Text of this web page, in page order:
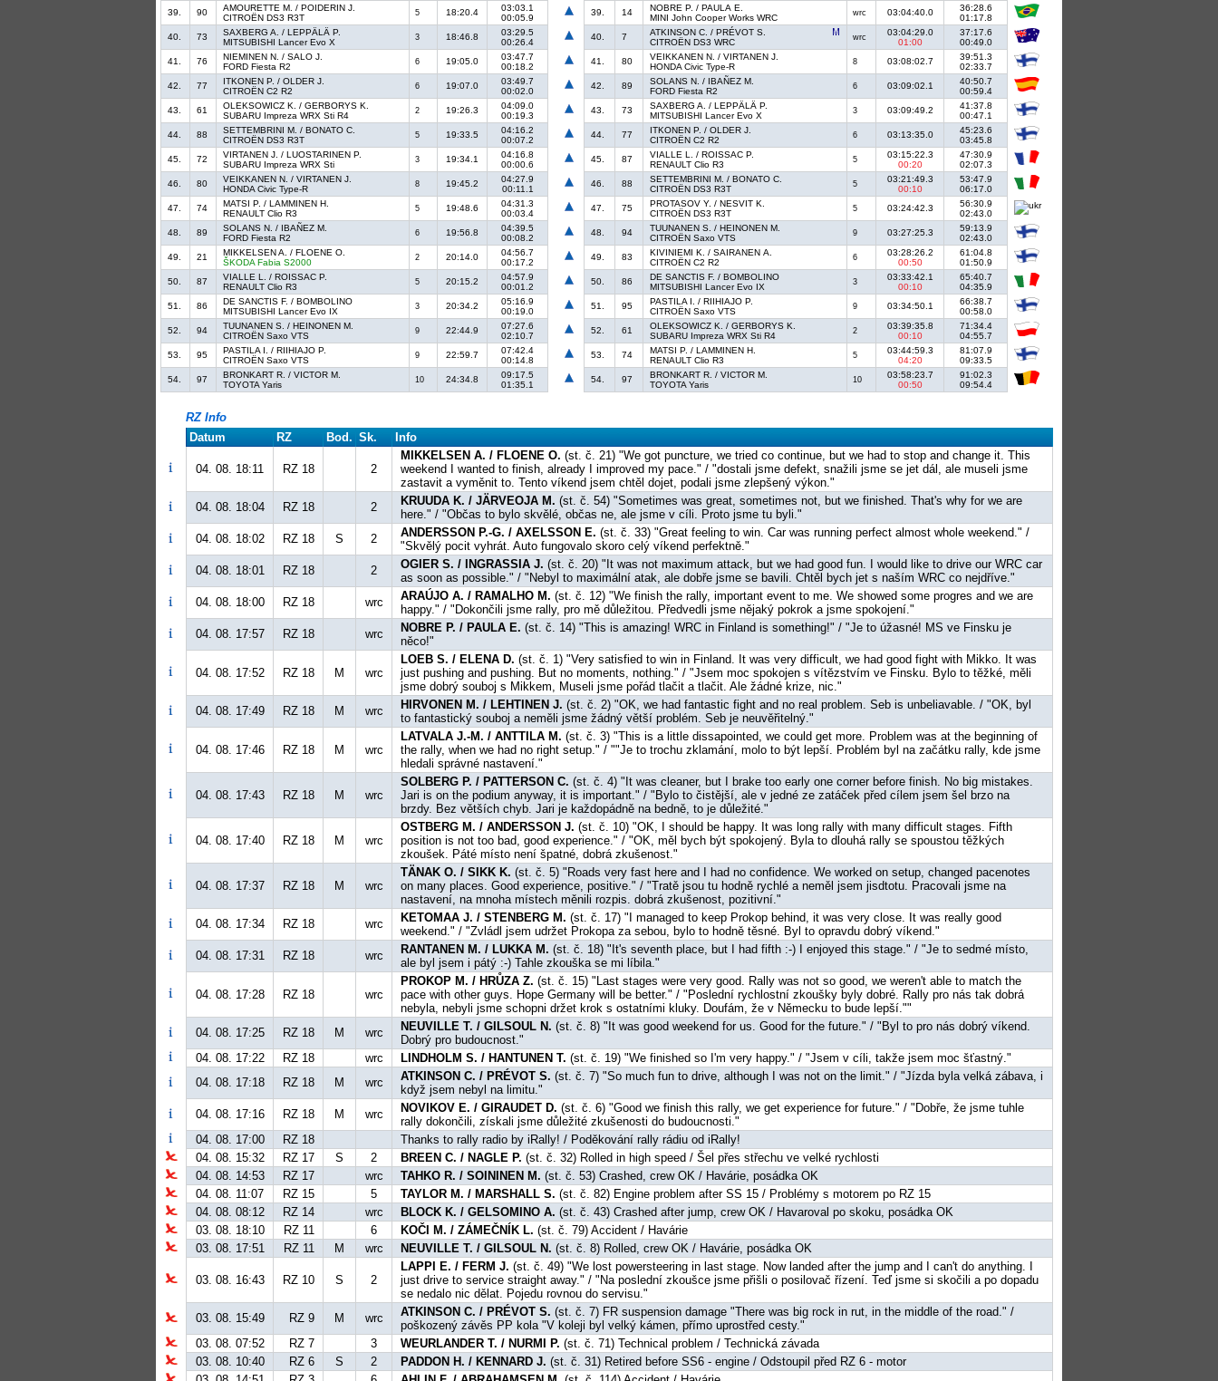
39.
90
AMOURETTE M. / POIDERIN J.
CITROËN DS3 R3T
5 18:20.4
03:03.1
00:05.9
40.
73
SAXBERG A. / LEPPÄLÄ P.
MITSUBISHI Lancer Evo X
3 18:46.8
03:29.5
00:26.4
41.
76
NIEMINEN N. / SALO J.
FORD Fiesta R2
6 19:05.0
03:47.7
00:18.2
42.
77
ITKONEN P. / OLDER J.
CITROËN C2 R2
6 19:07.0
03:49.7
00:02.0
43.
61
OLEKSOWICZ K. / GERBORYS K.
SUBARU Impreza WRX Sti R4
2 19:26.3
04:09.0
00:19.3
44.
88
SETTEMBRINI M. / BONATO C.
CITROËN DS3 R3T
5 19:33.5
04:16.2
00:07.2
45.
72
VIRTANEN J. / LUOSTARINEN P.
SUBARU Impreza WRX Sti
3 19:34.1
04:16.8
00:00.6
46.
80
VEIKKANEN N. / VIRTANEN J.
HONDA Civic Type-R
8 19:45.2
04:27.9
00:11.1
47.
74
MATSI P. / LAMMINEN H.
RENAULT Clio R3
5 19:48.6
04:31.3
00:03.4
48.
89
SOLANS N. / IBAÑEZ M.
FORD Fiesta R2
6 19:56.8
04:39.5
00:08.2
49.
21
MIKKELSEN A. / FLOENE O.
ŠKODA Fabia S2000
2 20:14.0
04:56.7
00:17.2
50.
87
VIALLE L. / ROISSAC P.
RENAULT Clio R3
5 20:15.2
04:57.9
00:01.2
51.
86
DE SANCTIS F. / BOMBOLINO
MITSUBISHI Lancer Evo IX
3 20:34.2
05:16.9
00:19.0
52.
94
TUUNANEN S. / HEINONEN M.
CITROËN Saxo VTS
9 22:44.9
07:27.6
02:10.7
53.
95
PASTILA I. / RIIHIAJO P.
CITROËN Saxo VTS
9 22:59.7
07:42.4
00:14.8
54.
97
BRONKART R. / VICTOR M.
TOYOTA Yaris
10 24:34.8
09:17.5
01:35.1
39.
14
NOBRE P. / PAULA E.
MINI John Cooper Works WRC
wrc 03:04:40.0
36:28.6
01:17.8
40.
7
ATKINSON C. / PRÉVOT S.
CITROËN DS3 WRC
wrc
03:04:29.0
01:00
37:17.6
00:49.0
41.
80
VEIKKANEN N. / VIRTANEN J.
HONDA Civic Type-R
8 03:08:02.7
39:51.3
02:33.7
42.
89
SOLANS N. / IBAÑEZ M.
FORD Fiesta R2
6 03:09:02.1
40:50.7
00:59.4
43.
73
SAXBERG A. / LEPPÄLÄ P.
MITSUBISHI Lancer Evo X
3 03:09:49.2
41:37.8
00:47.1
44.
77
ITKONEN P. / OLDER J.
CITROËN C2 R2
6 03:13:35.0
45:23.6
03:45.8
45.
87
VIALLE L. / ROISSAC P.
RENAULT Clio R3
5
03:15:22.3
00:20
47:30.9
02:07.3
46.
88
SETTEMBRINI M. / BONATO C.
CITROËN DS3 R3T
5
03:21:49.3
00:10
53:47.9
06:17.0
47.
75
PROTASOV Y. / NESVIT K.
CITROËN DS3 R3T
5 03:24:42.3
56:30.9
02:43.0
48.
94
TUUNANEN S. / HEINONEN M.
CITROËN Saxo VTS
9 03:27:25.3
59:13.9
02:43.0
49.
83
KIVINIEMI K. / SAIRANEN A.
CITROËN C2 R2
6
03:28:26.2
00:50
61:04.8
01:50.9
50.
86
DE SANCTIS F. / BOMBOLINO
MITSUBISHI Lancer Evo IX
3
03:33:42.1
00:10
65:40.7
04:35.9
51.
95
PASTILA I. / RIIHIAJO P.
CITROËN Saxo VTS
9 03:34:50.1
66:38.7
00:58.0
52.
61
OLEKSOWICZ K. / GERBORYS K.
SUBARU Impreza WRX Sti R4
2
03:39:35.8
00:10
71:34.4
04:55.7
53.
74
MATSI P. / LAMMINEN H.
RENAULT Clio R3
5
03:44:59.3
04:20
81:07.9
09:33.5
54.
97
BRONKART R. / VICTOR M.
TOYOTA Yaris
10
03:58:23.7
00:50
91:02.3
09:54.4
RZ Info
Datum
RZ Bod. Sk. Info
04. 08. 18:11 RZ 18 2
MIKKELSEN A. / FLOENE O. (st. č. 21) "We got puncture, we tried co continue, but we had to stop and change it. This
weekend I wanted to finish, already I improved my pace." / "dostali jsme defekt, snažili jsme se jet dál, ale museli jsme
zastavit a vyměnit to. Tento víkend jsem chtěl dojet, podali jsme zlepšený výkon."
04. 08. 18:04
RZ 18 2 KRUUDA K. / JÄRVEOJA M. (st. č. 54) "Sometimes was great, sometimes not, but we finished. That's why for we are
here." / "Občas to bylo skvělé, občas ne, ale jsme v cíli. Proto jsme tu byli."
04. 08. 18:02
RZ 18 S 2 ANDERSSON P.-G. / AXELSSON E. (st. č. 33) "Great feeling to win. Car was running perfect almost whole weekend." /
"Skvělý pocit vyhrát. Auto fungovalo skoro celý víkend perfektně."
04. 08. 18:01
RZ 18 2 OGIER S. / INGRASSIA J. (st. č. 20) "It was not maximum attack, but we had good fun. I would like to drive our WRC car
as soon as possible." / "Nebyl to maximální atak, ale dobře jsme se bavili. Chtěl bych jet s naším WRC co nejdříve."
04. 08. 18:00
RZ 18 wrc ARAÚJO A. / RAMALHO M. (st. č. 12) "We finish the rally, important event to me. We showed some progres and we are
happy." / "Dokončili jsme rally, pro mě důležitou. Předvedli jsme nějaký pokrok a jsme spokojení."
04. 08. 17:57
RZ 18 wrc NOBRE P. / PAULA E. (st. č. 14) "This is amazing! WRC in Finland is something!" / "Je to úžasné! MS ve Finsku je
něco!"
04. 08. 17:52 RZ 18 M wrc
LOEB S. / ELENA D. (st. č. 1) "Very satisfied to win in Finland. It was very difficult, we had good fight with Mikko. It was
just pushing and pushing. But no moments, nothing." / "Jsem moc spokojen s vítězstvím ve Finsku. Bylo to těžké, měli
jsme dobrý souboj s Mikkem, Museli jsme pořád tlačit a tlačit. Ale žádné krize, nic."
04. 08. 17:49
RZ 18 M wrc HIRVONEN M. / LEHTINEN J. (st. č. 2) "OK, we had fantastic fight and no real problem. Seb is unbeliavable. / "OK, byl
to fantastický souboj a neměli jsme žádný větší problém. Seb je neuvěřitelný."
04. 08. 17:46 RZ 18 M wrc
LATVALA J.-M. / ANTTILA M. (st. č. 3) "This is a little dissapointed, we could get more. Problem was at the beginning of
the rally, when we had no right setup." / ""Je to trochu zklamání, molo to být lepší. Problém byl na začátku rally, kde jsme
hledali správné nastavení."
04. 08. 17:43 RZ 18 M wrc
SOLBERG P. / PATTERSON C. (st. č. 4) "It was cleaner, but I brake too early one corner before finish. No big mistakes.
Jari is on the podium anyway, it is important." / "Bylo to čistější, ale v jedné ze zatáček před cílem jsem šel brzo na
brzdy. Bez větších chyb. Jari je každopádně na bedně, to je důležité."
04. 08. 17:40 RZ 18 M wrc
OSTBERG M. / ANDERSSON J. (st. č. 10) "OK, I should be happy. It was long rally with many difficult stages. Fifth
position is not too bad, good experience." / "OK, měl bych být spokojený. Byla to dlouhá rally se spoustou těžkých
zkoušek. Páté místo není špatné, dobrá zkušenost."
04. 08. 17:37 RZ 18 M wrc
TÄNAK O. / SIKK K. (st. č. 5) "Roads very fast here and I had no confidence. We worked on setup, changed pacenotes
on many places. Good experience, positive." / "Tratě jsou tu hodně rychlé a neměl jsem jisdtotu. Pracovali jsme na
nastavení, na mnoha místech měnili rozpis. dobrá zkušenost, pozitivní."
04. 08. 17:34
RZ 18 wrc KETOMAA J. / STENBERG M. (st. č. 17) "I managed to keep Prokop behind, it was very close. It was really good
weekend." / "Zvládl jsem udržet Prokopa za sebou, bylo to hodně těsné. Byl to opravdu dobrý víkend."
04. 08. 17:31
RZ 18 wrc RANTANEN M. / LUKKA M. (st. č. 18) "It's seventh place, but I had fifth :-) I enjoyed this stage." / "Je to sedmé místo,
ale byl jsem i pátý :-) Tahle zkouška se mi líbila."
04. 08. 17:28 RZ 18 wrc
PROKOP M. / HRŮZA Z. (st. č. 15) "Last stages were very good. Rally was not so good, we weren't able to match the
pace with other guys. Hope Germany will be better." / "Poslední rychlostní zkoušky byly dobré. Rally pro nás tak dobrá
nebyla, nebyli jsme schopni držet krok s ostatními kluky. Doufám, že v Německu to bude lepší.""
04. 08. 17:25
RZ 18 M wrc NEUVILLE T. / GILSOUL N. (st. č. 8) "It was good weekend for us. Good for the future." / "Byl to pro nás dobrý víkend.
Dobrý pro budoucnost."
04. 08. 17:22
RZ 18 wrc LINDHOLM S. / HANTUNEN T. (st. č. 19) "We finished so I'm very happy." / "Jsem v cíli, takže jsem moc šťastný."
04. 08. 17:18
RZ 18 M wrc ATKINSON C. / PRÉVOT S. (st. č. 7) "So much fun to drive, although I was not on the limit." / "Jízda byla velká zábava, i
když jsem nebyl na limitu."
04. 08. 17:16
RZ 18 M wrc NOVIKOV E. / GIRAUDET D. (st. č. 6) "Good we finish this rally, we get experience for future." / "Dobře, že jsme tuhle
rally dokončili, získali jsme důležité zkušenosti do budoucnosti."
04. 08. 17:00
RZ 18
Thanks to rally radio by iRally! / Poděkování rally rádiu od iRally!
04. 08. 15:32
RZ 17 S 2 BREEN C. / NAGLE P. (st. č. 32) Rolled in high speed / Šel přes střechu ve velké rychlosti
04. 08. 14:53
RZ 17 wrc TAHKO R. / SOININEN M. (st. č. 53) Crashed, crew OK / Havárie, posádka OK
04. 08. 11:07
RZ 15 5 TAYLOR M. / MARSHALL S. (st. č. 82) Engine problem after SS 15 / Problémy s motorem po RZ 15
04. 08. 08:12
RZ 14 wrc BLOCK K. / GELSOMINO A. (st. č. 43) Crashed after jump, crew OK / Havaroval po skoku, posádka OK
03. 08. 18:10
RZ 11 6 KOČI M. / ZÁMEČNÍK L. (st. č. 79) Accident / Havárie
03. 08. 17:51
RZ 11 M wrc NEUVILLE T. / GILSOUL N. (st. č. 8) Rolled, crew OK / Havárie, posádka OK
03. 08. 16:43 RZ 10 S 2
LAPPI E. / FERM J. (st. č. 49) "We lost powersteering in last stage. Now landed after the jump and I can't do anything. I
just drive to service straight away." / "Na poslední zkoušce jsme přišli o posilovač řízení. Teď jsme si skočili a po dopadu
se nedalo nic dělat. Pojedu rovnou do servisu."
03. 08. 15:49
RZ 9 M wrc ATKINSON C. / PRÉVOT S. (st. č. 7) FR suspension damage "There was big rock in rut, in the middle of the road." /
poškozený závěs PP kola "V koleji byl velký kámen, přímo uprostřed cesty."
03. 08. 07:52
RZ 7 3 WEURLANDER T. / NURMI P. (st. č. 71) Technical problem / Technická závada
03. 08. 10:40
RZ 6 S 2 PADDON H. / KENNARD J. (st. č. 31) Retired before SS6 - engine / Odstoupil před RZ 6 - motor